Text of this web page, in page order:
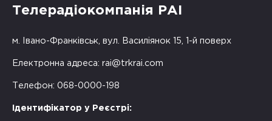
Телерадіокомпанія РАІ
м. Івано-Франківськ, вул. Василіянок 15, 1-й поверх
Електронна адреса: rai@trkrai.com
Телефон: 068-0000-198
Ідентифікатор у Реєстрі: